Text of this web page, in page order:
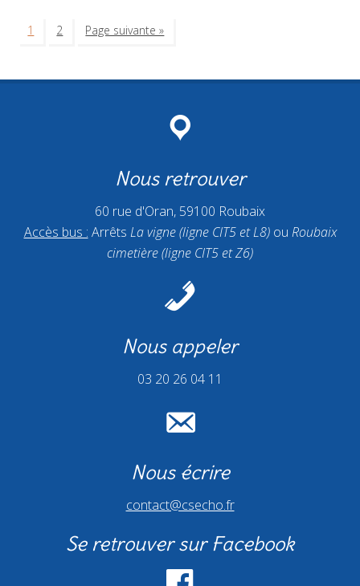
1 2 Page suivante »
Nous retrouver
60 rue d'Oran, 59100 Roubaix
Accès bus : Arrêts La vigne (ligne CIT5 et L8)ou Roubaix
cimetière (ligne CIT5 et Z6)
Nous appeler
03 20 26 04 11
Nous écrire
contact@csecho.fr
Se retrouver sur Facebook